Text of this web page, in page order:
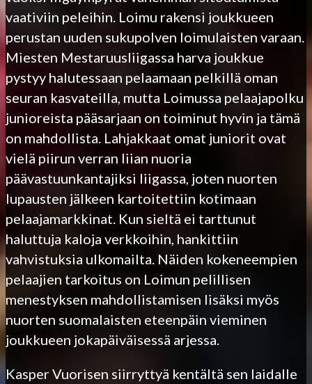
vaativiin peleihin. Loimu rakensi joukkueen
perustan uuden sukupolven loimulaisten varaan.
Miesten Mestaruusliigassa harva joukkue
pystyy halutessaan pelaamaan pelkillä oman
seuran kasvateilla, mutta Loimussa pelaajapolku
junioreista pääsarjaan on toiminut hyvin ja tämä
on mahdollista. Lahjakkaat omat juniorit ovat
vielä piirun verran liian nuoria
päävastuunkantajiksi liigassa, joten nuorten
lupausten jälkeen kartoitettiin kotimaan
pelaajamarkkinat. Kun sieltä ei tarttunut
haluttuja kaloja verkkoihin, hankittiin
vahvistuksia ulkomailta. Näiden kokeneempien
pelaajien tarkoitus on Loimun pelillisen
menestyksen mahdollistamisen lisäksi myös
nuorten suomalaisten eteenpäin vieminen
joukkueen jokapäiväisessä arjessa.
Kasper Vuorisen siirryttyä kentältä sen laidalle